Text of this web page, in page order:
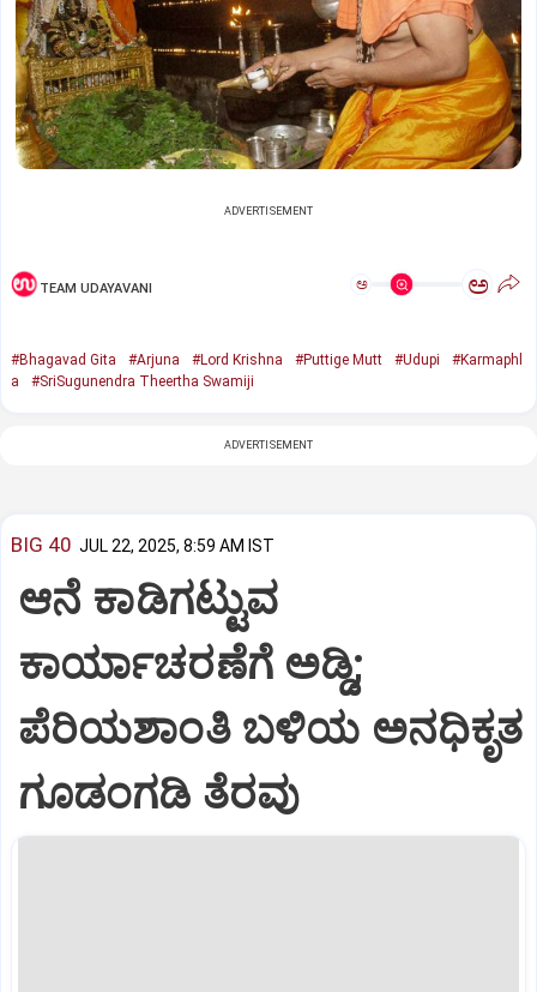
ADVERTISEMENT
TEAM UDAYAVANI ಅ ಅ
#Bhagavad Gita #Arjuna #Lord Krishna #Puttige Mutt #Udupi
#Karmaphl
a
#SriSugunendra Theertha Swamiji
ADVERTISEMENT
BIG 40 JUL 22, 2025, 8:59 AM IST
ಆನೆ ಕಾಡಿಗಟ್ಟುವ
ಕಾರ್ಯಾಚರಣೆಗೆ ಅಡ್ಡಿ;
ಪೆರಿಯಶಾಂತಿ ಬಳಿಯ ಅನಧಿಕೃತ
ಗೂಡಂಗಡಿ ತೆರವು